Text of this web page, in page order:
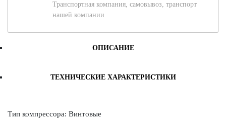
Транспортная компания, самовывоз, транспорт
нашей компании
ОПИСАНИЕ
ТЕХНИЧЕСКИЕ ХАРАКТЕРИСТИКИ
Тип компрессора: Винтовые